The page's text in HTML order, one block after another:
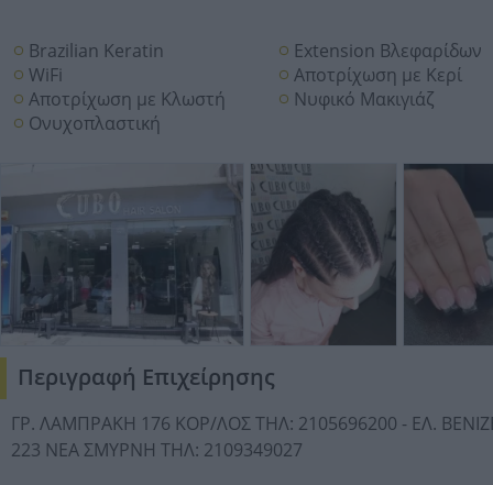
Brazilian Keratin
Extension Βλεφαρίδων
WiFi
Αποτρίχωση με Κερί
Αποτρίχωση με Κλωστή
Νυφικό Μακιγιάζ
Ονυχοπλαστική
Περιγραφή Επιχείρησης
ΓΡ. ΛΑΜΠΡΑΚΗ 176 KOP/ΛΟΣ ΤΗΛ: 2105696200 - ΕΛ.
223 ΝΕΑ ΣΜΥΡΝΗ ΤΗΛ: 2109349027